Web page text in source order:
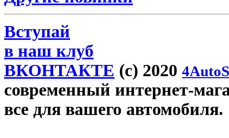
Вступай
в наш клуб
ВКОНТАКТЕ (c) 2020
современный интернет-
все для вашего автомобиля.